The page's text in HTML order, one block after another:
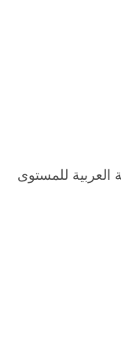
العربية للمستوى